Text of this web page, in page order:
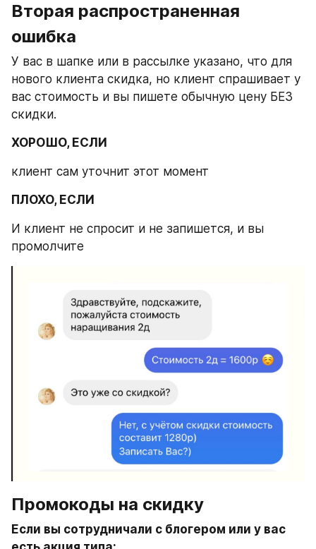
Вторая распространенная
ошибка
У вас в шапке или в рассылке указано, что для
нового клиента скидка, но клиент спрашивает у
вас стоимость и вы пишете обычную цену БЕЗ
скидки.
ХОРОШО, ЕСЛИ
клиент сам уточнит этот момент
ПЛОХО, ЕСЛИ
И клиент не спросит и не запишется, и вы
промолчите
Промокоды на скидку
Если вы сотрудничали с блогером или у вас